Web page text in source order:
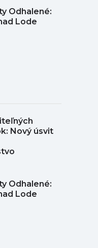
Odhalené:
Lode
Nový úsvit
Odhalené:
Lode